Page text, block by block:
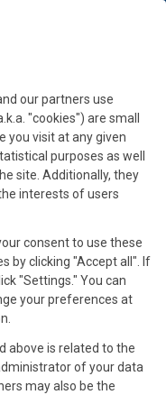
our partners use
"cookies") are small
you visit at any given
purposes as well
site. Additionally, they
interests of users
consent to use these
by clicking "Accept all". If
"Settings." You can
your preferences at
above is related to the
of your data
may also be the
Auchan
soluzioni aziendali,
/ Master Data
multinazionali
aziendale presso
in Giappone,
del Centro di diritto